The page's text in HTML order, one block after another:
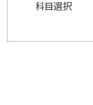
科目選択